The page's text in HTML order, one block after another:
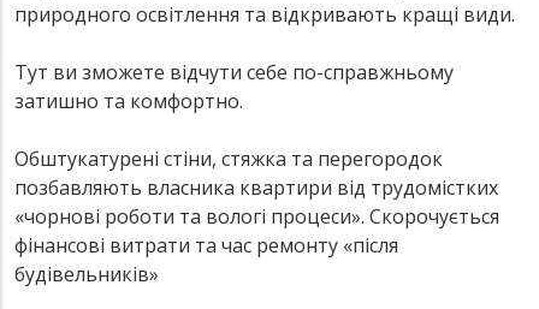
природного освітлення та відкривають кращі види.
Тут ви зможете відчути себе по-справжньому
затишно та комфортно.
Обштукатурені стіни, стяжка та перегородок
позбавляють власника квартири від трудомістких
«чорнові роботи та вологі процеси». Скорочується
фінансові витрати та час ремонту «після
будівельників»